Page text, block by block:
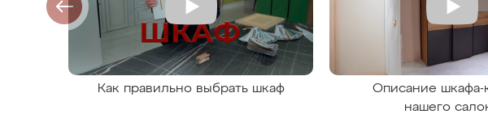
Как правильно выбрать шкаф
Описание шкафа-
нашего